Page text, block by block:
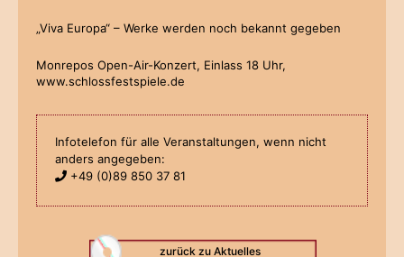
„Viva Europa“ – Werke werden noch bekannt gegeben
Monrepos Open-Air-Konzert, Einlass 18 Uhr,
www.schlossfestspiele.de
Infotelefon für alle Veranstaltungen, wenn nicht
anders angegeben:
+49 (0)89 850 37 81
zurück zu Aktuelles